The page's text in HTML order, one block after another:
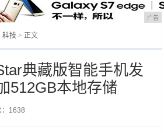
广告
科技 > 正文
典藏版智能手机发
512GB本地存储
：1638